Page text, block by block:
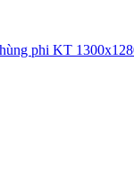
phi KT